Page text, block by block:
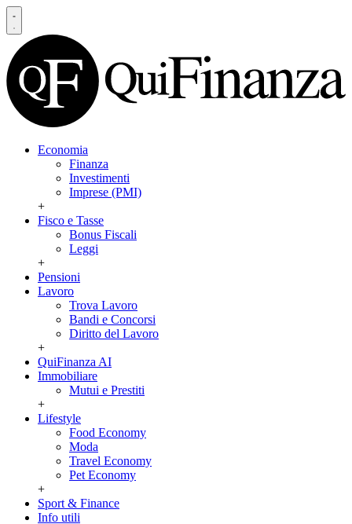
Economia
Finanza
Investimenti
Imprese (PMI)
+
Fisco e Tasse
Bonus Fiscali
Leggi
+
Pensioni
Lavoro
Trova Lavoro
Bandi e Concorsi
Diritto del Lavoro
+
QuiFinanza AI
Immobiliare
Mutui e Prestiti
+
Lifestyle
Food Economy
Moda
Travel Economy
Pet Economy
+
Sport & Finance
Info utili